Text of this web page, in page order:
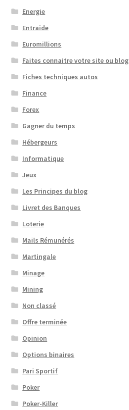
Energie
Entraide
Euromillions
Faites connaitre votre site ou blog
Fiches techniques autos
Finance
Forex
Gagner du temps
Hébergeurs
Informatique
Jeux
Les Principes du blog
Livret des Banques
Loterie
Mails Rémunérés
Martingale
Minage
Mining
Non classé
Offre terminée
Opinion
Options binaires
Pari Sportif
Poker
Poker-Killer